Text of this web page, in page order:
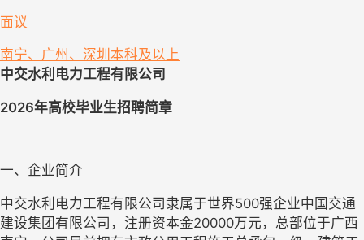
面议
南宁、广州、深圳 本科及以上
中交水利电力工程有限公司
2026年高校毕业生招聘简章
一、 企业简介
中交水利电力工程有限公司隶属于世界500强企业中国交通
建设集团有限公司，注册资本金20000万元，总部位于广西